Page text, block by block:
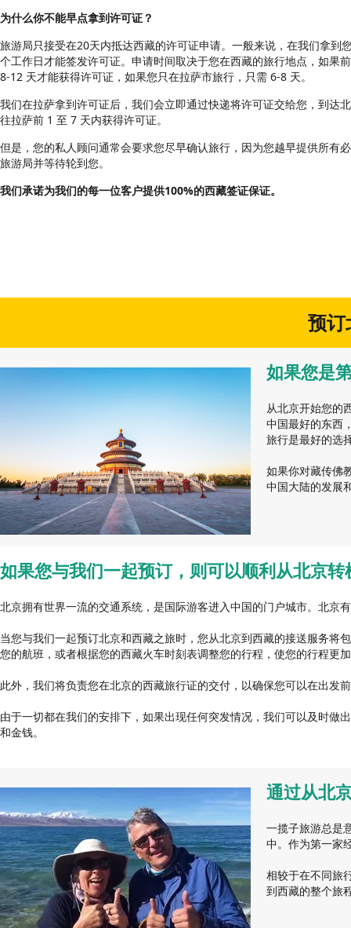
为什么你不能早点拿到许可证？
旅游局只接受在20天内抵达西藏的许可证申请。一般来说，在我们拿到
个工作日才能签发许可证。申请时间取决于您在西藏的旅行地点，如果
8-12 天才能获得许可证，如果您只在拉萨市旅行，只需 6-8 天。
我们在拉萨拿到许可证后，我们会立即通过快递将许可证交给您，到达
往拉萨前 1 至 7 天内获得许可证。
但是，您的私人顾问通常会要求您尽早确认旅行，因为您越早提供所有
旅游局并等待轮到您。
我们承诺为我们的每一位客户提供100%的西藏签证保证。
预订
如果您是
从北京开始您的
中国最好的东西
旅行是最好的选
如果你对藏传佛
中国大陆的发展
如果您与我们一起预订，则可以顺利从北京转
北京拥有世界一流的交通系统，是国际游客进入中国的门户城市。北京
当您与我们一起预订北京和西藏之旅时，您从北京到西藏的接送服务将
您的航班，或者根据您的西藏火车时刻表调整您的行程，使您的行程更
此外，我们将负责您在北京的西藏旅行证的交付，以确保您可以在出发
由于一切都在我们的安排下，如果出现任何突发情况，我们可以及时做
和金钱。
通过从北
一揽子旅游总是
中。作为第一家
相较于在不同旅
到西藏的整个旅